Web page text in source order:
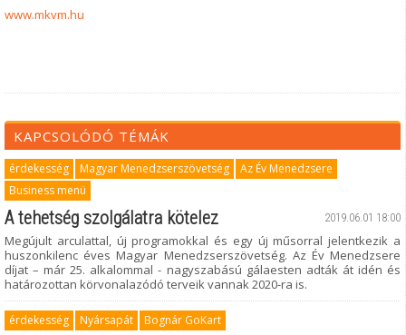
www.mkvm.hu
KAPCSOLÓDÓ TÉMÁK
érdekesség Magyar Menedzserszövetség
Az Év Menedzsere
Business menü
2019.06.01 18:00
A tehetség szolgálatra kötelez
Megújult arculattal, új programokkal és egy új műsorral jelentkezik a
huszonkilenc éves Magyar Menedzserszövetség. Az Év Menedzsere
díjat – már 25. alkalommal - nagyszabású gálaesten adták át idén és
határozottan körvonalazódó terveik vannak 2020-ra is.
érdekesség Nyársapát Bognár GoKart